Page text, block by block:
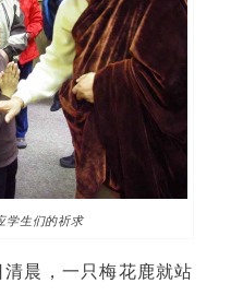
学生们的祈求
晨，一只梅花鹿就站